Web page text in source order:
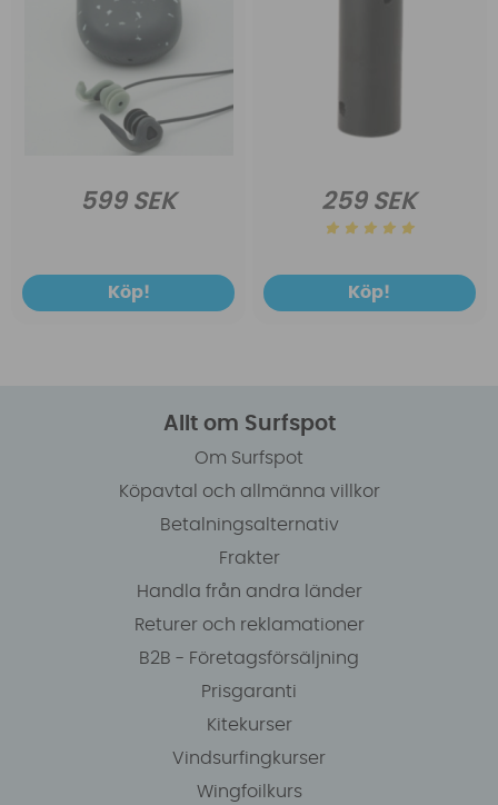
599 SEK
Köp!
259 SEK
Köp!
Allt om Surfspot
Om Surfspot
Köpavtal och allmänna villkor
Betalningsalternativ
Frakter
Handla från andra länder
Returer och reklamationer
B2B - Företagsförsäljning
Prisgaranti
Kitekurser
Vindsurfingkurser
Wingfoilkurs